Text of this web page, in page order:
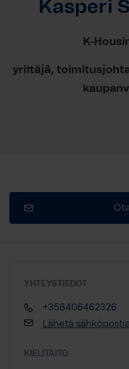
Kasperi
K-
yrittäjä,
YHTEYSTIEDOT
+358406462326
Lähetä sähköpostia
KIELITAITO